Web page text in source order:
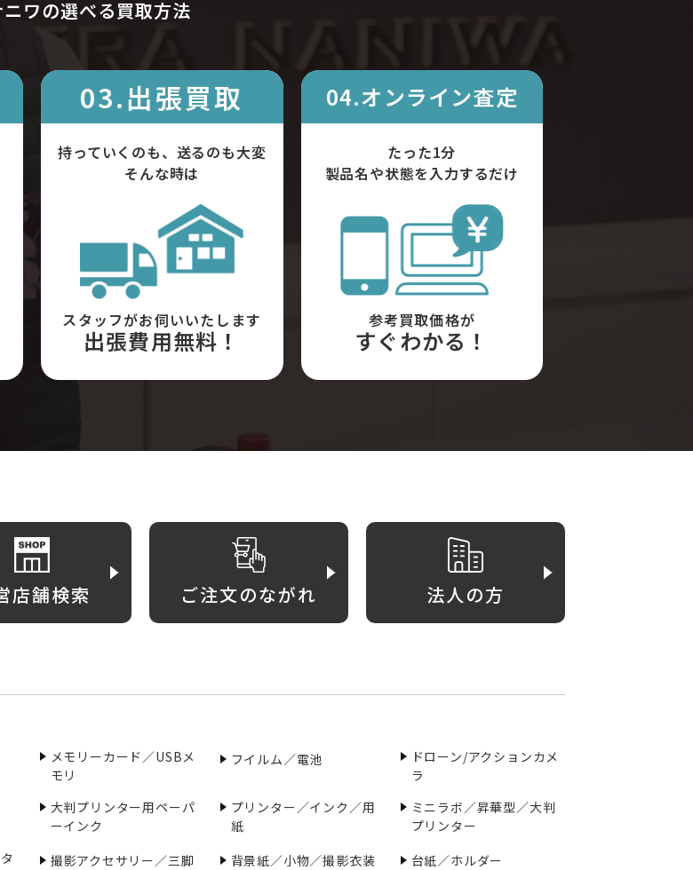
ワの選べる買取方法
03.出張買取
持っていくのも、送るのも大変
そんな時は
スタッフがお伺いいたします
出張費用無料！
04.オンライン査定
たった1分
製品名や状態を入力するだけ
参考買取価格が
すぐわかる！
店舗検索 ご注文のながれ 法人の方
メモリーカード／USBメ
モリ
フイルム／電池
ドローン/アクションカメ
ラ
大判プリンター用ペーパ
ーインク
プリンター／インク／用
紙
ミニラボ／昇華型／大判
プリンター
撮影アクセサリー／三脚 背景紙／小物／撮影衣装 台紙／ホルダー